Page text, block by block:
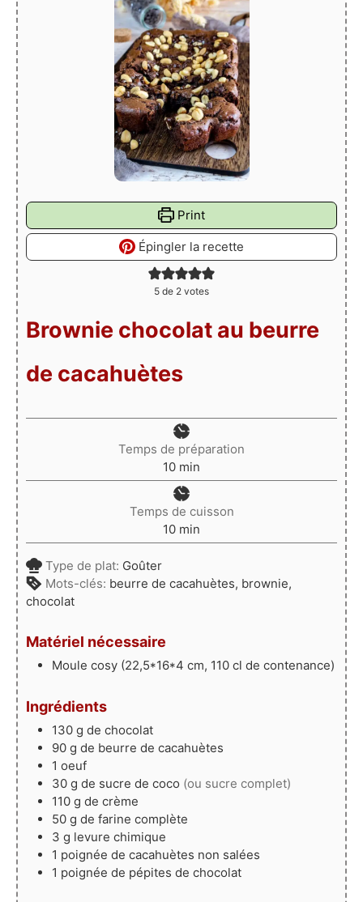
Print
Épingler la recette
5 de 2 votes
Brownie chocolat au beurre
de cacahuètes
Temps de préparation
10minutes
min
Temps de cuisson
10minutes
min
Type de plat: Goûter
Mots-clés: beurre de cacahuètes, brownie,
chocolat
Matériel nécessaire
Moule cosy (22,5*16*4 cm, 110 cl de contenance)
Ingrédients
130 g de chocolat
90 g de beurre de cacahuètes
1 oeuf
30 g de sucre de coco (ou sucre complet)
110 g de crème
50 g de farine complète
3 g levure chimique
1 poignée de cacahuètes non salées
1 poignée de pépites de chocolat